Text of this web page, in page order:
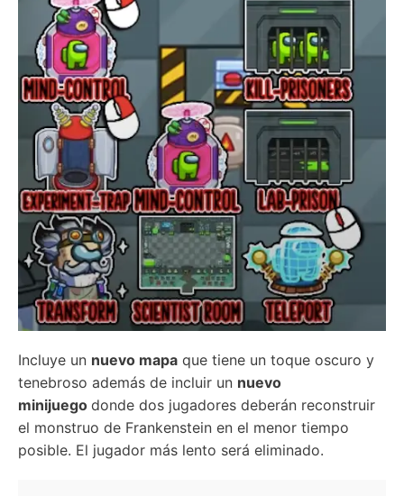
Incluye un nuevo mapa que tiene un toque oscuro y
tenebroso además de incluir un nuevo
minijuego donde dos jugadores deberán reconstruir
el monstruo de Frankenstein en el menor tiempo
posible. El jugador más lento será eliminado.